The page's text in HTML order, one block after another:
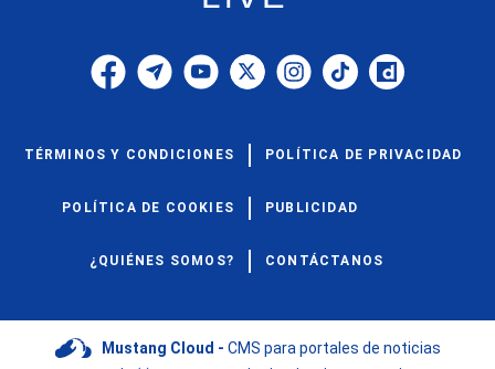
TÉRMINOS Y CONDICIONES POLÍTICA DE PRIVACIDAD
POLÍTICA DE COOKIES PUBLICIDAD
¿QUIÉNES SOMOS? CONTÁCTANOS
Mustang Cloud - CMS para portales de noticias